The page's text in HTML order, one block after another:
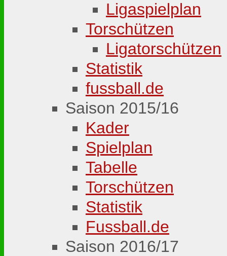
Ligaspielplan
Torschützen
Ligatorschützen
Statistik
fussball.de
Saison 2015/16
Kader
Spielplan
Tabelle
Torschützen
Statistik
Fussball.de
Saison 2016/17